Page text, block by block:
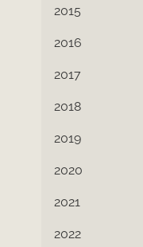
2015
2016
2017
2018
2019
2020
2021
2022